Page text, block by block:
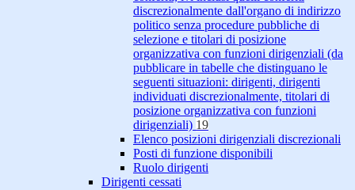
discrezionalmente dall'organo di indirizzo
politico senza procedure pubbliche di
selezione e titolari di posizione
organizzativa con funzioni dirigenziali (da
pubblicare in tabelle che distinguano le
seguenti situazioni: dirigenti, dirigenti
individuati discrezionalmente, titolari di
posizione organizzativa con funzioni
dirigenziali) 19
Elenco posizioni dirigenziali discrezionali
Posti di funzione disponibili
Ruolo dirigenti
Dirigenti cessati